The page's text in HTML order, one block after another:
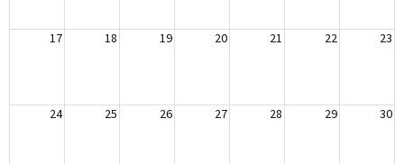
17 18 19 20 21 22 23
24 25 26 27 28 29 30